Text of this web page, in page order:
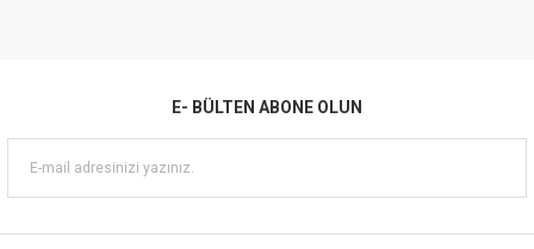
E- BÜLTEN ABONE OLUN